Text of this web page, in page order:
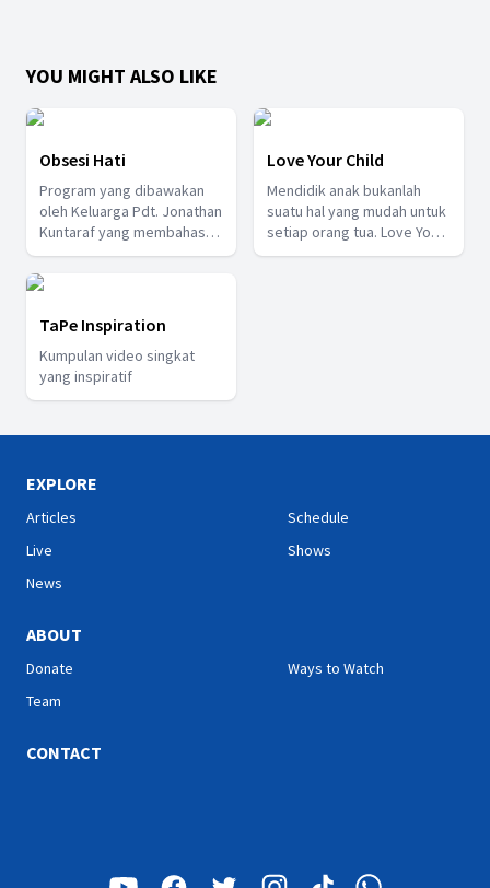
YOU MIGHT ALSO LIKE
Obsesi Hati
Program yang dibawakan
oleh Keluarga Pdt. Jonathan
Kuntaraf yang membahas
tentang keluarga dari sudut
pandang Alkitab dan
Kesehatan
Love Your Child
Mendidik anak bukanlah
suatu hal yang mudah untuk
setiap orang tua. Love Your
Child hadir untuk
TaPe Inspiration
Kumpulan video singkat
yang inspiratif
EXPLORE
Articles
Live
News
Schedule
Shows
ABOUT
Donate
Team
Ways to Watch
CONTACT